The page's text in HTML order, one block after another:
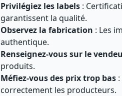
Privilégiez les labels :
garantissent la qualité.
Observez la fabrication : Les
authentique.
Renseignez-vous sur le
produits.
Méfiez-vous des prix trop bas
correctement les producteurs.